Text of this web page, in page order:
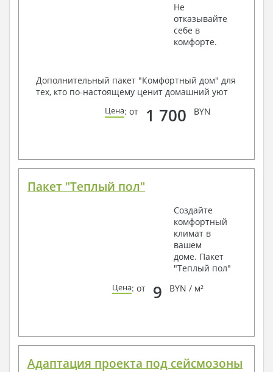
Не
отказывайте
себе в
комфорте.
Дополнительный пакет "Комфортный дом" для
тех, кто по-настоящему ценит домашний уют
Цена: от 1 700 BYN
Пакет "Теплый пол"
Создайте
комфортный
климат в
вашем
доме. Пакет
"Теплый пол"
Цена: от 9 BYN / м²
Адаптация проекта под сейсмозоны